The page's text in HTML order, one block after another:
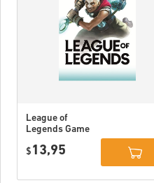
League of
Legends Game
$ 13,95